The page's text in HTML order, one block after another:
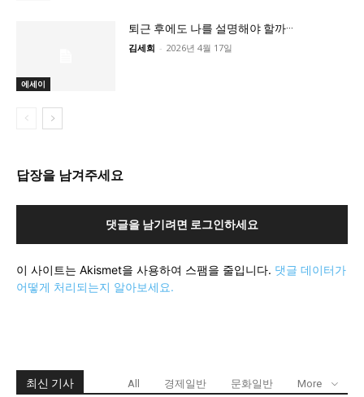
에세이
퇴근 후에도 나를 설명해야 할까···
김세희 - 2026년 4월 17일
답장을 남겨주세요
댓글을 남기려면 로그인하세요
이 사이트는 Akismet을 사용하여 스팸을 줄입니다. 댓글 데이터가
어떻게 처리되는지 알아보세요.
최신 기사 All 경제일반 문화일반 More